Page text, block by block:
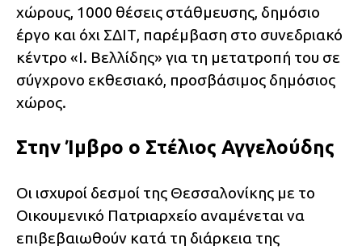
χώρους, 1000 θέσεις στάθμευσης, δημόσιο
έργο και όχι ΣΔΙΤ, παρέμβαση στο συνεδριακό
κέντρο «Ι. Βελλίδης» για τη μετατροπή του σε
σύγχρονο εκθεσιακό, προσβάσιμος δημόσιος
χώρος.
Στην Ίμβρο ο Στέλιος Αγγελούδης
Οι ισχυροί δεσμοί της Θεσσαλονίκης με το
Οικουμενικό Πατριαρχείο αναμένεται να
επιβεβαιωθούν κατά τη διάρκεια της